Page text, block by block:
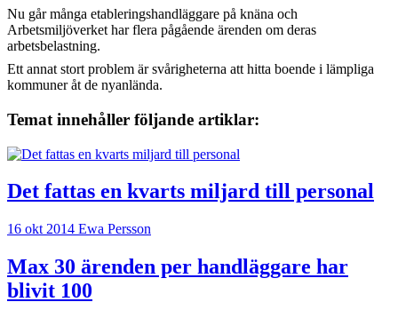
Nu går många etableringshandläggare på knäna och
Arbetsmiljöverket har flera pågående ärenden om deras
arbetsbelastning.
Ett annat stort problem är svårigheterna att hitta boende i lämpliga
kommuner åt de nyanlända.
Temat innehåller följande artiklar:
Det fattas en kvarts miljard till personal
16 okt 2014 Ewa Persson
Max 30 ärenden per handläggare har
blivit 100